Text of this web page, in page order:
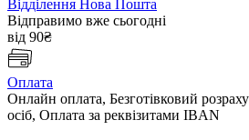
Відділення Нова Пошта
Відправимо вже сьогодні
від 90₴
Оплата
Онлайн оплата, Безготівковий
осіб, Оплата за реквізитами IBAN